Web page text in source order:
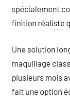
spécialement
finition réaliste
Une solution
maquillage
plusieurs mois
fait une option